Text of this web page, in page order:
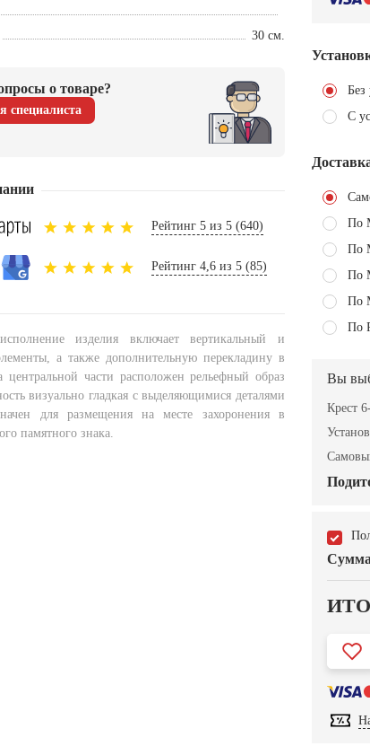
30 см.
о товаре?
специалиста
Рейтинг 5 из 5 (640)
Рейтинг 4,6 из 5 (85)
изделия включает вертикальный и
а также дополнительную перекладину в
части расположен рельефный образ
визуально гладкая с выделяющимися деталями
для размещения на месте захоронения в
памятного знака.
Без
С
По
По
По
По
По
Вы
Крест